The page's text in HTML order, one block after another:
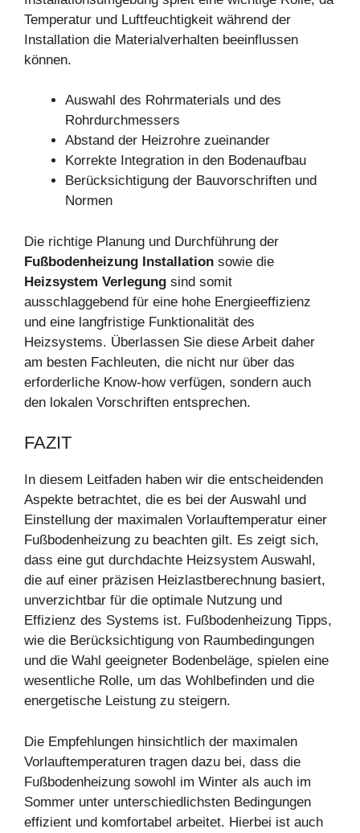
Temperatur und Luftfeuchtigkeit während der
Installation die Materialverhalten beeinflussen
können.
Auswahl des Rohrmaterials und des
Rohrdurchmessers
Abstand der Heizrohre zueinander
Korrekte Integration in den Bodenaufbau
Berücksichtigung der Bauvorschriften und
Normen
Die richtige Planung und Durchführung der
Fußbodenheizung Installation sowie die
Heizsystem Verlegung sind somit
ausschlaggebend für eine hohe Energieeffizienz
und eine langfristige Funktionalität des
Heizsystems. Überlassen Sie diese Arbeit daher
am besten Fachleuten, die nicht nur über das
erforderliche Know-how verfügen, sondern auch
den lokalen Vorschriften entsprechen.
FAZIT
In diesem Leitfaden haben wir die entscheidenden
Aspekte betrachtet, die es bei der Auswahl und
Einstellung der maximalen Vorlauftemperatur einer
Fußbodenheizung zu beachten gilt. Es zeigt sich,
dass eine gut durchdachte Heizsystem Auswahl,
die auf einer präzisen Heizlastberechnung basiert,
unverzichtbar für die optimale Nutzung und
Effizienz des Systems ist. Fußbodenheizung Tipps,
wie die Berücksichtigung von Raumbedingungen
und die Wahl geeigneter Bodenbeläge, spielen eine
wesentliche Rolle, um das Wohlbefinden und die
energetische Leistung zu steigern.
Die Empfehlungen hinsichtlich der maximalen
Vorlauftemperaturen tragen dazu bei, dass die
Fußbodenheizung sowohl im Winter als auch im
Sommer unter unterschiedlichsten Bedingungen
effizient und komfortabel arbeitet. Hierbei ist auch